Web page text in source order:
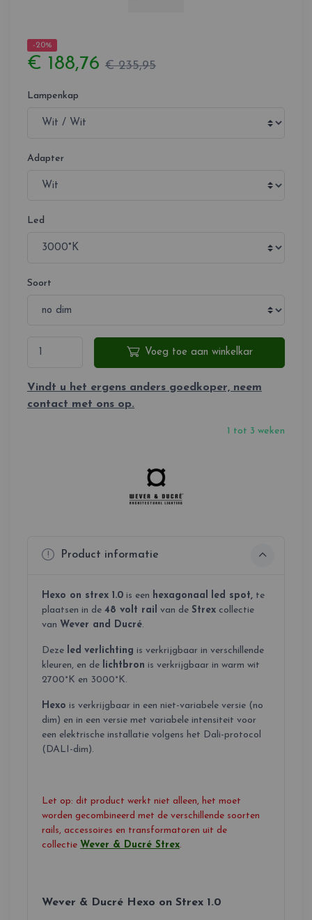
-20%
€ 188,76 € 235,95
Lampenkap
Adapter
Led
Soort
Voeg toe aan winkelkar
Vindt u het ergens anders goedkoper, neem
contact met ons op.
1 tot 3 weken
Product informatie
Hexo on strex 1.0 is een hexagonaal led spot, te
plaatsen in de 48 volt rail van de Strex collectie
van Wever and Ducré.
Deze led verlichting is verkrijgbaar in verschillende
kleuren, en de lichtbron is verkrijgbaar in warm wit
2700°K en 3000°K.
Hexo is verkrijgbaar in een niet-variabele versie (no
dim) en in een versie met variabele intensiteit voor
een elektrische installatie volgens het Dali-protocol
(DALI-dim).
Let op: dit product werkt niet alleen, het moet
worden gecombineerd met de verschillende soorten
rails, accessoires en transformatoren uit de
collectie Wever & Ducré Strex.
Wever & Ducré Hexo on Strex 1.0